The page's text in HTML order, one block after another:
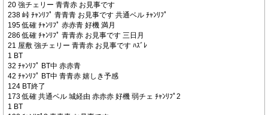
20 強チェリー 青青赤 お見事です
238 峠 ﾁｬﾝﾘﾌﾟ 青青青 お見事です 共通ベル ﾁｬﾝﾘﾌﾟ
195 低確 ﾁｬﾝﾘﾌﾟ 赤赤青 好機 満月
286 低確 ﾁｬﾝﾘﾌﾟ 青青赤 お見事です 三日月
21 屋敷 強チェリー 青青赤 お見事です ﾊｽﾞﾚ
1 BT
32 ﾁｬﾝﾘﾌﾟ BT中 赤赤青
42 ﾁｬﾝﾘﾌﾟ BT中 青青赤 嬉しき予感
124 BT終了
173 低確 共通ベル 城経由 赤赤赤 好機 弱チェ ﾁｬﾝﾘﾌﾟ2
1 BT